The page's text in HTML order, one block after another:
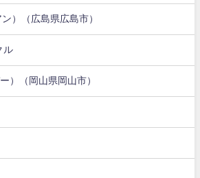
）（広島県広島市）
ル
）（岡山県岡山市）